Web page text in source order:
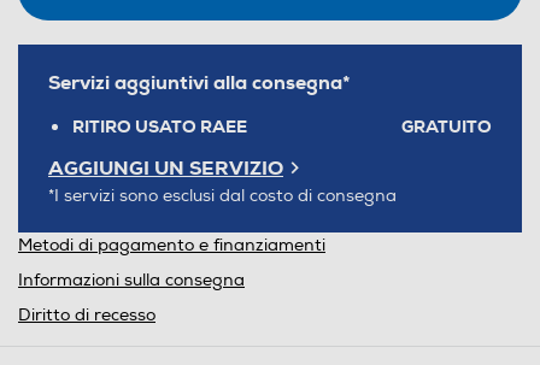
Servizi aggiuntivi alla consegna*
RITIRO USATO RAEE GRATUITO
AGGIUNGI UN SERVIZIO
*I servizi sono esclusi dal costo di consegna
Metodi di pagamento e finanziamenti
Informazioni sulla consegna
Diritto di recesso